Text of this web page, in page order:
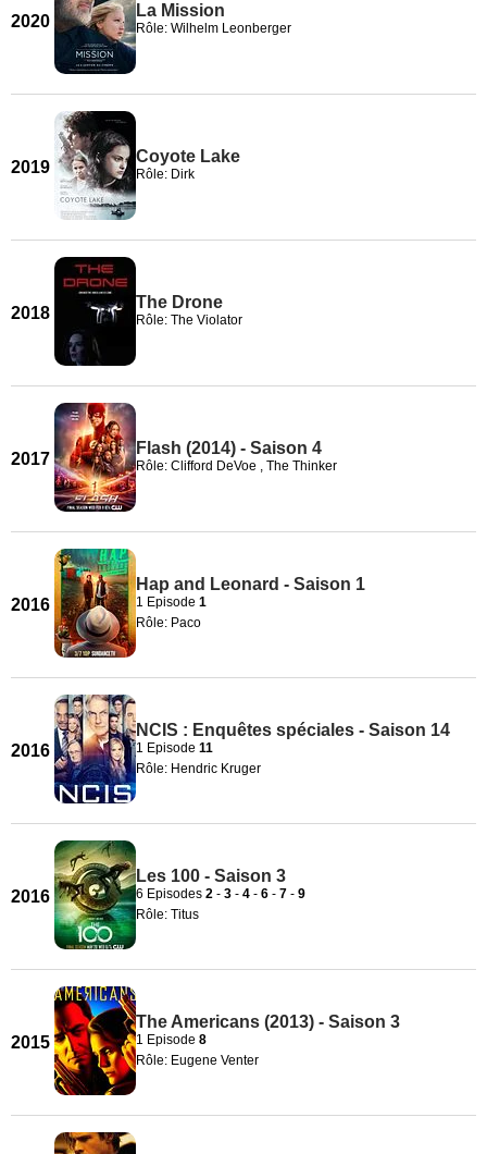
2020
La Mission
Rôle: Wilhelm Leonberger
2019
Coyote Lake
Rôle: Dirk
2018
The Drone
Rôle: The Violator
2017
Flash (2014) - Saison 4
Rôle: Clifford DeVoe , The Thinker
2016
Hap and Leonard - Saison 1
1 Episode 1
Rôle: Paco
2016
NCIS : Enquêtes spéciales - Saison 14
1 Episode 11
Rôle: Hendric Kruger
2016
Les 100 - Saison 3
6 Episodes 2 - 3 - 4 - 6 - 7 - 9
Rôle: Titus
2015
The Americans (2013) - Saison 3
1 Episode 8
Rôle: Eugene Venter